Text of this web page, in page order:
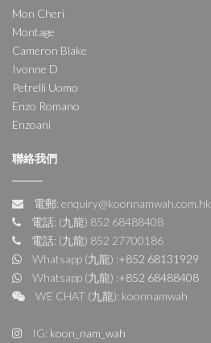
Mon Cheri
Montage
Cameron Blake
Ivonne D
Petrelli Uomo
Enzo Romano
Enzoani
聯絡我們
電郵: enquiry@koonnamwah.com.hk
電話: (九龍) 852 68488408
電話: (九龍) 852 27700186
Whatsapp (九龍) :+852 68131929
Whatsapp (九龍) :+852 68488408
WE CHAT (九龍): koonnamwah
IG: koon_nam_wah